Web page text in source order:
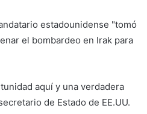
estadounidense "tomó
el bombardeo en Irak para
aquí y una verdadera
de Estado de EE.UU.